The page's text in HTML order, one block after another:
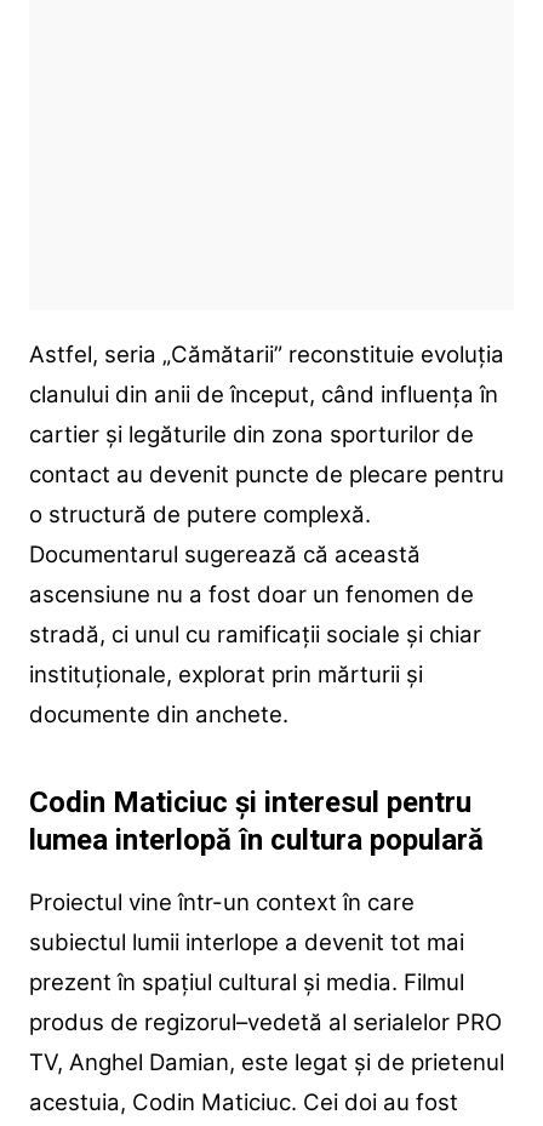
Astfel, seria „Cămătarii” reconstituie evoluția
clanului din anii de început, când influența în
cartier și legăturile din zona sporturilor de
contact au devenit puncte de plecare pentru
o structură de putere complexă.
Documentarul sugerează că această
ascensiune nu a fost doar un fenomen de
stradă, ci unul cu ramificații sociale și chiar
instituționale, explorat prin mărturii și
documente din anchete.
Codin Maticiuc și interesul pentru
lumea interlopă în cultura populară
Proiectul vine într-un context în care
subiectul lumii interlope a devenit tot mai
prezent în spațiul cultural și media. Filmul
produs de regizorul–vedetă al serialelor PRO
TV, Anghel Damian, este legat și de prietenul
acestuia, Codin Maticiuc. Cei doi au fost